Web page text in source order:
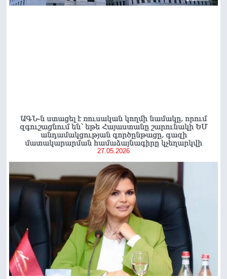
ԱԳՆ-ն ստացել է ռուսական կողմի նամակը, որում
զգուշացնում են՝ եթե Հայաստանը շարունակի ԵՄ
անդամակցության գործընթացը, գազի
մատակարարման համաձայնագիրը կչեղարկվի
27.05.2026